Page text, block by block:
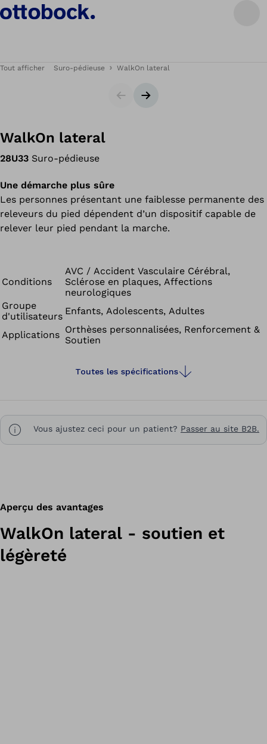
Tout afficher Suro-pédieuse WalkOn lateral
CarrouselBannière suivante
WalkOn lateral
28U33 Suro-pédieuse
Une démarche plus sûre
Les personnes présentant une faiblesse permanente des
releveurs du pied dépendent d’un dispositif capable de
relever leur pied pendant la marche.
Conditions
AVC / Accident Vasculaire Cérébral,
Sclérose en plaques, Affections
neurologiques
Groupe
d'utilisateurs Enfants, Adolescents, Adultes
Applications Orthèses personnalisées, Renforcement &
Soutien
Toutes les spécifications
Vous ajustez ceci pour un patient? Passer au site B2B.
Aperçu des avantages
WalkOn lateral - soutien et
légèreté